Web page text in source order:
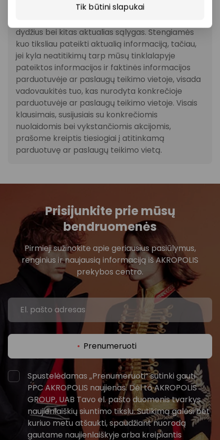
Tik būtini slapukai
veikiančios parduotuvės ir paslaugų teikėjai
dydžius bei kitas aktualias sąlygas. Stengiamės
kuo tiksliau pateikti aktualią informaciją, tačiau,
jei kyla neatitikimų tarp mūsų tinklalapyje
pateiktos informacijos ir faktinės informacijos
parduotuvėje ar paslaugų teikimo vietoje, visada
vadovaukitės tuo, kas nurodyta konkrečioje
parduotuvėje ar paslaugų teikimo vietoje. Visais
klausimais, susijusiais su konkrečiomis
nuolaidomis bei vykstančiomis akcijomis,
prašome kreiptis tiesiogiai į atitinkamą
parduotuvę ar paslaugų teikimo vietą.
Prisijunkite prie mūsų
bendruomenės
Pirmieji sužinokite apie geriausius pasiūlymus,
renginius ir naujausią informaciją iš AKROPOLIS
prekybos centro.
Prenumeruoti
Spustelėdamas „Prenumeruoti“ sutinki gauti
PPC AKROPOLIS naujienas. Dėl to AKROPOLIS
GROUP, UAB Tavo el. pašto duomenis tvarkys
naujienlaiškių siuntimo tikslu. Sutikimą galėsi bet
kuriuo metu atšaukti, spaudžiant nuorodą
gautame naujienlaiškyje arba kreipiantis